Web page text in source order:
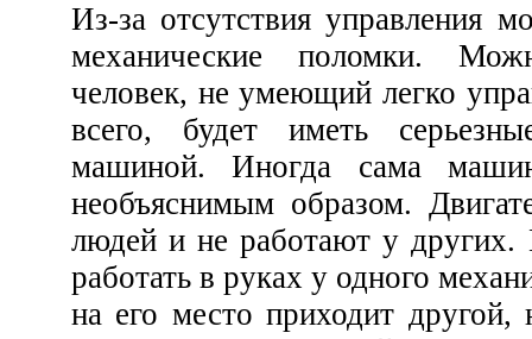
Из-за отсутствия управления могут происходить даже
механические поломки. Можно обнаружить, что
человек, не умеющий легко управлять машиной, скорее
всего, будет иметь серьезные трудности с этой
машиной. Иногда сама машина рушится каким-то
необъяснимым образом. Двигатели работают у одних
людей и не работают у других. Машина может годами
работать в руках у одного механика, а когда он уходит и
на его место приходит другой, не мастер своего дела,